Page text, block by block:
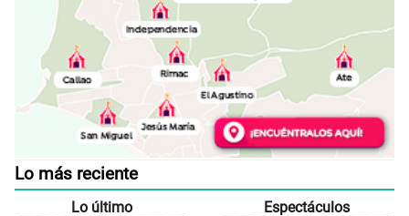
Lo más reciente
Lo último Espectáculos